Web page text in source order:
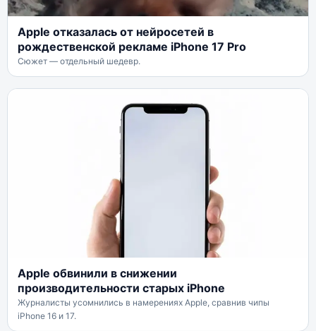
Apple отказалась от нейросетей в
рождественской рекламе iPhone 17 Pro
Сюжет — отдельный шедевр.
Apple обвинили в снижении
производительности старых iPhone
Журналисты усомнились в намерениях Apple, сравнив чипы
iPhone 16 и 17.